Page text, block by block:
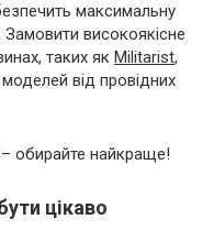
максимальну
високоякісне
таких як Militarist,
від провідних
обирайте найкраще!
цікаво